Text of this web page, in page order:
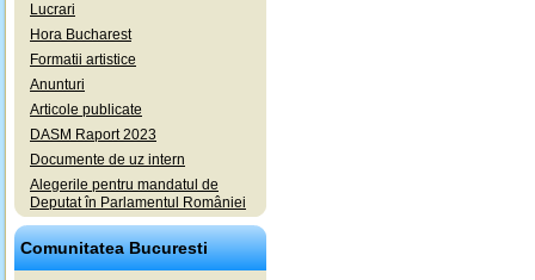
Lucrari
Hora Bucharest
Formatii artistice
Anunturi
Articole publicate
DASM Raport 2023
Documente de uz intern
Alegerile pentru mandatul de
Deputat în Parlamentul României
Comunitatea Bucuresti